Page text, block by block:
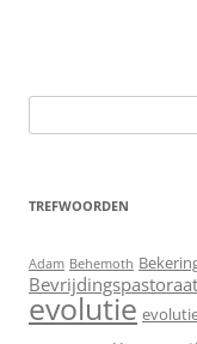
naar:
TREFWOORDEN
Adam Behemoth
Bevrijdingspastoraat
evolutie